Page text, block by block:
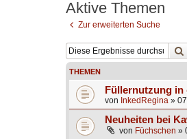
Aktive Themen
Zur erweiterten Suche
THEMEN
Füllernutzung in
von InkedRegina »
Neuheiten bei
von Füchschen »